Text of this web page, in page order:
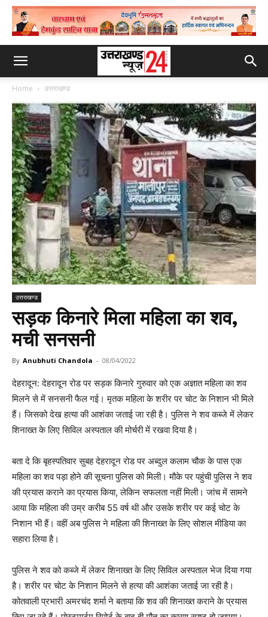
Home उत्तराखण्ड
उत्तराखण्ड
सड़क किनारे मिला महिला का शव,
मची सनसनी
By Anubhuti Chandola - 08/04/2022
देहरादून: देहरादून रोड पर सड़क किनारे गुरुवार को एक अज्ञात महिला का शव
मिलने से में सनसनी फैल गई। मृतक महिला के शरीर पर चोट के निशान भी मिले
हैं। जिसको देख हत्या की आशंका जताई जा रही है। पुलिस ने शव कब्जे में लेकर
शिनाख्त के लिए सिविल अस्पताल की मोर्चरी में रखवा दिया है।
बता दे कि बृहस्पतिवार सुबह देहरादून रोड पर अब्दुल कलाम चौक के पास एक
महिला का शव पड़ा होने की सूचना पुलिस को मिली। मौके पर पहुंची पुलिस ने शव
की प्रयास कराने का प्रयास किया, लेकिन सफलता नहीं मिली। जांच में सामने
आया कि महिला की उम्र करीब 55 वर्ष थी और उसके शरीर पर कई चोट के
निशान भी हैं। वहीं अब पुलिस ने महिला की शिनाख्त के लिए सोशल मीडिया का
सहारा लिया है।
पुलिस ने शव को कब्जे में लेकर शिनाख्त के लिए सिविल अस्पताल भेज दिया गया
है। शरीर पर चोट के निशान मिलने से हत्या की आशंका जताई जा रही है।
कोतवाली प्रभारी अमरचंद शर्मा ने बताया कि शव की शिनाख्त कराने के प्रयास